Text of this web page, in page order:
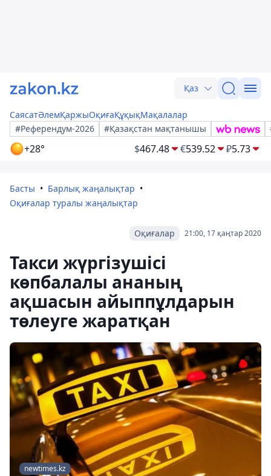
Қаз
СаясатӘлемҚаржыОқиғаҚұқықМақалалар
#Референдум-2026
#Қазақстан мақтанышы
+28° $467.48 €539.52 ₽5.73
Басты
Барлық жаңалықтар
Оқиғалар туралы жаңалықтар
21:00, 17 қаңтар 2020
Оқиғалар
Такси жүргізушісі
көпбалалы ананың
ақшасын айыппұлдарын
төлеуге жаратқан
newtimes.kz